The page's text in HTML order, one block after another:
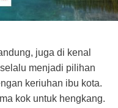
juga di kenal
menjadi pilihan
keriuhan ibu kota.
kok untuk hengkang.